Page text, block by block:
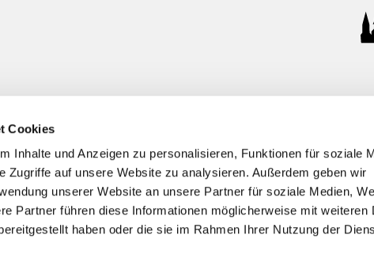
Cookies
Inhalte und Anzeigen zu personalisieren, Funktionen für soziale
Zugriffe auf unsere Website zu analysieren. Außerdem geben wir
unserer Website an unsere Partner für soziale Medien,
Partner führen diese Informationen möglicherweise mit weiteren
haben oder die sie im Rahmen Ihrer Nutzung der
bei - über uns - Gemeindebüro